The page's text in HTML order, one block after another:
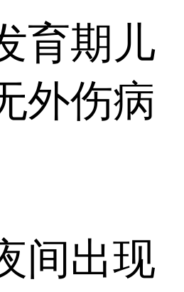
育期儿
外伤病
间出现